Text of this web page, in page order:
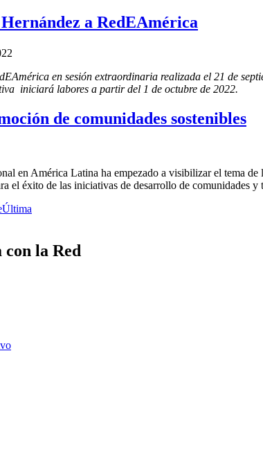
a RedEAmérica
en sesión extraordinaria realizada el 21 de
iniciará labores a partir del 1 de octubre de 2022.
de comunidades sostenibles
en América Latina ha empezado a visibilizar el tema
el éxito de las iniciativas de desarrollo de comunidades y
Última
con la Red